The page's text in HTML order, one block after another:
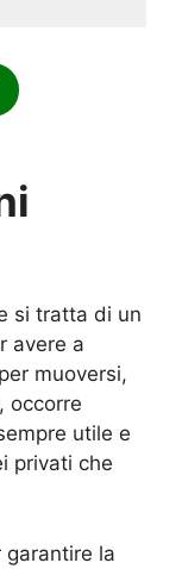
si tratta di un
avere a
muoversi,
occorre
utile e
privati che
la